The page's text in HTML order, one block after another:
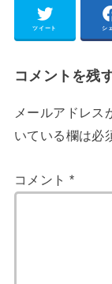
ツイート シ
コメントを残
メールアドレス
いている欄は必
コメント *